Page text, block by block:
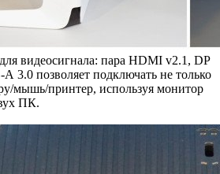
видеосигнала: пара HDMI v2.1, DP
3.0 позволяет подключать не только
мышь/принтер, используя монитор
ПК.